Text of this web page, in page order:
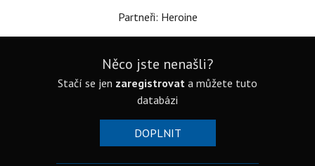
Partneři: Heroine
Něco jste nenašli?
Stačí se jen zaregistrovat a můžete tuto
databázi
DOPLNIT